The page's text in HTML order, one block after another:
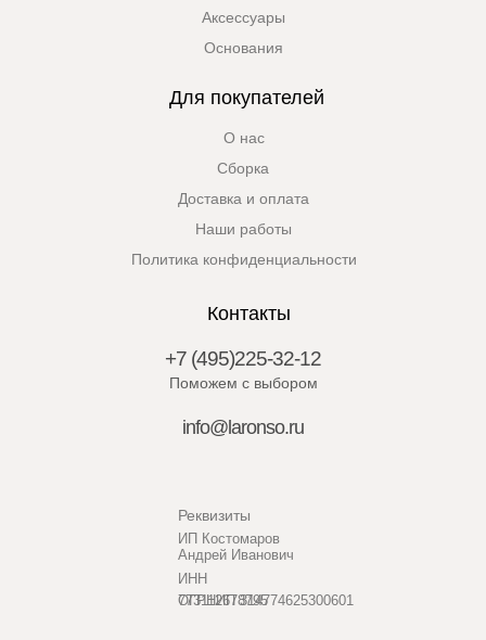
Реквизиты
ИП Костомаров
Андрей Иванович
ИНН
773112678795
ОГРНИП 314774625300601
Для покупателей
Контакты
+7 (495)225-32-12
Поможем с выбором
info@laronso.ru
О нас
Доставка и оплата
Наши работы
Политика конфиденциальности
Аксессуары
Сборка
Основания